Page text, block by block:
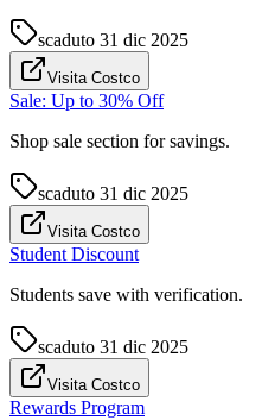
scaduto 31 dic 2025
Visita Costco
Sale: Up to 30% Off
Shop sale section for savings.
scaduto 31 dic 2025
Visita Costco
Student Discount
Students save with verification.
scaduto 31 dic 2025
Visita Costco
Rewards Program